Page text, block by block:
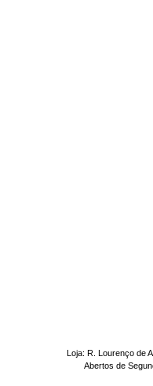
Loja: R. Lourenço de
Abertos de